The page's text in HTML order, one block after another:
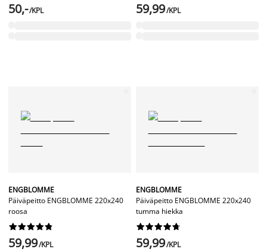
50,-/KPL 59,99/KPL
ENGBLOMME
Päiväpeitto ENGBLOMME 220x240
roosa






59,99/KPL
ENGBLOMME
Päiväpeitto ENGBLOMME 220x240
tumma hiekka






59,99/KPL